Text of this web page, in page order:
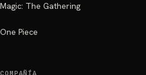
Magic: The Gathering
One Piece
COMPAÑÍA